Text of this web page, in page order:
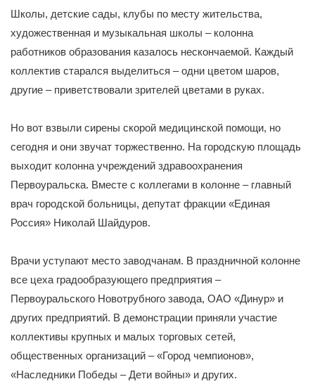
Школы, детские сады, клубы по месту жительства,
художественная и музыкальная школы – колонна
работников образования казалось нескончаемой. Каждый
коллектив старался выделиться – одни цветом шаров,
другие – приветствовали зрителей цветами в руках.
Но вот взвыли сирены скорой медицинской помощи, но
сегодня и они звучат торжественно. На городскую площадь
выходит колонна учреждений здравоохранения
Первоуральска. Вместе с коллегами в колонне – главный
врач городской больницы, депутат фракции «Единая
Россия» Николай Шайдуров.
Врачи уступают место заводчанам. В праздничной колонне
все цеха градообразующего предприятия –
Первоуральского Новотрубного завода, ОАО «Динур» и
других предприятий. В демонстрации приняли участие
коллективы крупных и малых торговых сетей,
общественных организаций – «Город чемпионов»,
«Наследники Победы – Дети войны» и других.